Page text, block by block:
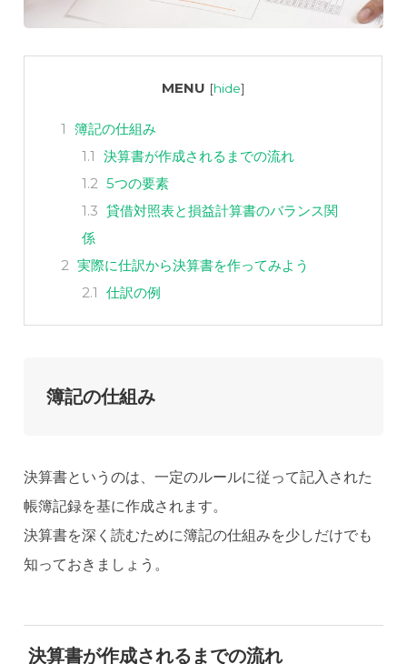
MENU [hide]
1 簿記の仕組み
1.1 決算書が作成されるまでの流れ
1.2 5つの要素
1.3 貸借対照表と損益計算書のバランス関
係
2 実際に仕訳から決算書を作ってみよう
2.1 仕訳の例
簿記の仕組み
決算書というのは、一定のルールに従って記入された
帳簿記録を基に作成されます。
決算書を深く読むために簿記の仕組みを少しだけでも
知っておきましょう。
決算書が作成されるまでの流れ